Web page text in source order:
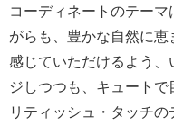
コーディネートのテー
がらも、豊かな自然に
感じていただけるよう
ジしつつも、キュートで
リティッシュ・タッチ